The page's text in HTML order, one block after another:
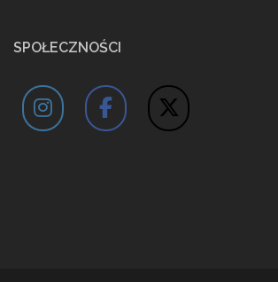
SPOŁECZNOŚCI